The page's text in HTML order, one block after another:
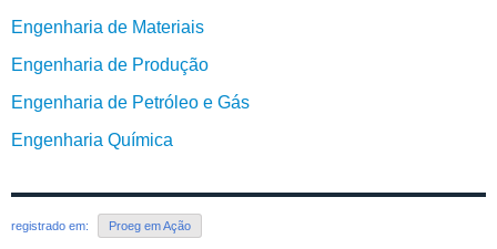
Engenharia de Materiais
Engenharia de Produção
Engenharia de Petróleo e Gás
Engenharia Química
registrado em: Proeg em Ação